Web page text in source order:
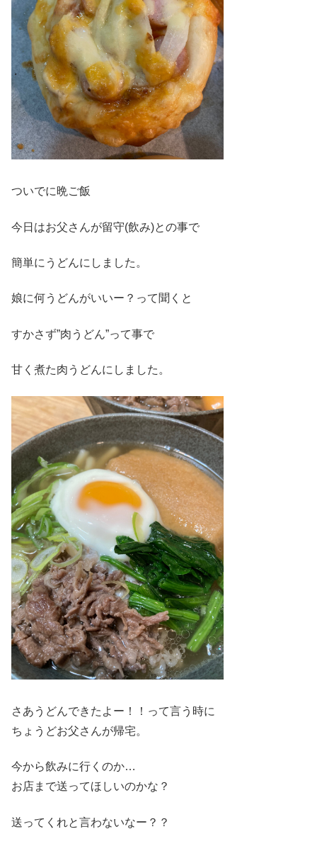
ついでに晩ご飯
今日はお父さんが留守(飲み)との事で
簡単にうどんにしました。
娘に何うどんがいいー？って聞くと
すかさず”肉うどん”って事で
甘く煮た肉うどんにしました。
さあうどんできたよー！！って言う時に
ちょうどお父さんが帰宅。
今から飲みに行くのか…
お店まで送ってほしいのかな？
送ってくれと言わないなー？？